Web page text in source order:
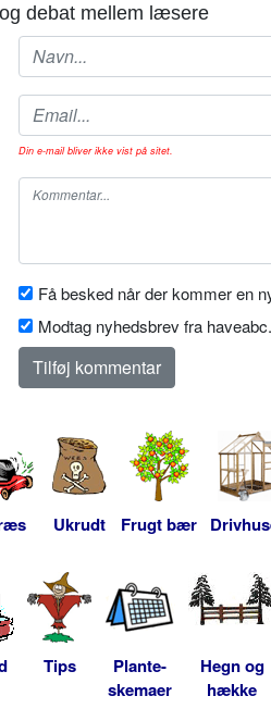
debat mellem læsere
Din e-mail bliver ikke vist på sitet.
Få besked når der kommer en
Modtag nyhedsbrev fra
Ukrudt Frugt bær
Tips
Plante-
skemaer
Hegn og
hække